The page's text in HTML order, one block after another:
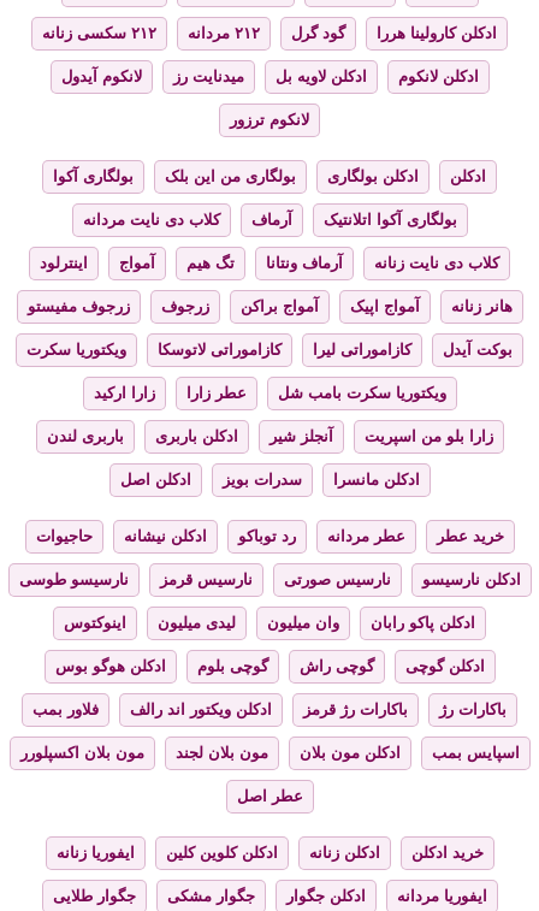
ادکلن کارولینا هررا گود گرل ۲۱۲ مردانه ۲۱۲ سکسی زنانه
ادکلن لانکوم ادکلن لاویه بل میدنایت رز لانکوم آیدول
لانکوم ترزور
ادکلن ادکلن بولگاری بولگاری من این بلک بولگاری آکوا
بولگاری آکوا اتلانتیک آرماف کلاب دی نایت مردانه
کلاب دی نایت زنانه آرماف ونتانا تگ هیم آمواج اینترلود
هانر زنانه آمواج اپیک آمواج براکن زرجوف زرجوف مفیستو
بوکت آیدل کازاموراتی لیرا کازاموراتی لاتوسکا ویکتوریا سکرت
ویکتوریا سکرت بامب شل عطر زارا زارا ارکید
زارا بلو من اسپریت آنجلز شیر ادکلن باربری باربری لندن
ادکلن مانسرا سدرات بویز ادکلن اصل
خرید عطر عطر مردانه رد توباکو ادکلن نیشانه حاجیوات
ادکلن نارسیسو نارسیس صورتی نارسیس قرمز نارسیسو طوسی
ادکلن پاکو رابان وان میلیون لیدی میلیون اینوکتوس
ادکلن گوچی گوچی راش گوچی بلوم ادکلن هوگو بوس
باکارات رژ باکارات رژ قرمز ادکلن ویکتور اند رالف فلاور بمب
اسپایس بمب ادکلن مون بلان مون بلان لجند مون بلان اکسپلورر
عطر اصل
خرید ادکلن ادکلن زنانه ادکلن کلوین کلین ایفوریا زنانه
ایفوریا مردانه ادکلن جگوار جگوار مشکی جگوار طلایی